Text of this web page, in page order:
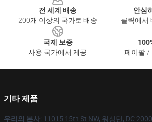
전 세계 배송
200개 이상의 국가로 배송
안심
클릭에서
국제 보증
사용 국가에서 제공
페이팔 /
기타 제품
우리의 본사: 11015 15th St NW, 워싱턴, DC